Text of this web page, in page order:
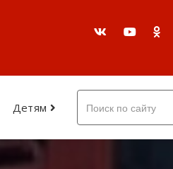
Детям